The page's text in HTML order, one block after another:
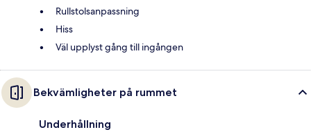
Rullstolsanpassning
Hiss
Väl upplyst gång till ingången
Bekvämligheter på rummet
Underhållning